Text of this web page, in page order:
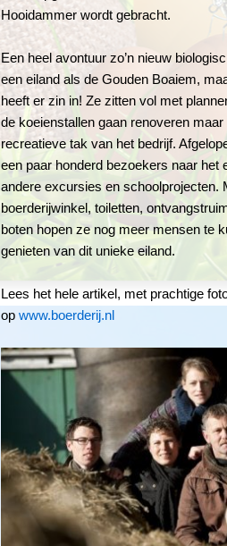
Hooidammer wordt gebracht.
Een heel avontuur zo’n nieuw
een eiland als de Gouden Boaiem,
heeft er zin in! Ze zitten vol met
de koeienstallen gaan renoveren
recreatieve tak van het bedrijf.
een paar honderd bezoekers naar het
andere excursies en schoolprojecten.
boerderijwinkel, toiletten,
boten hopen ze nog meer mensen te
genieten van dit unieke eiland.
Lees het hele artikel, met prachtige
op www.boerderij.nl